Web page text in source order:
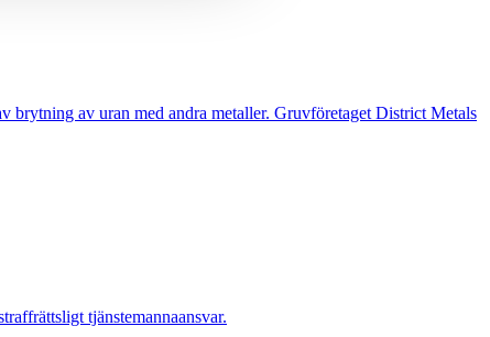
brytning av uran med andra metaller. Gruvföretaget District Metals
tjänstemannaansvar.